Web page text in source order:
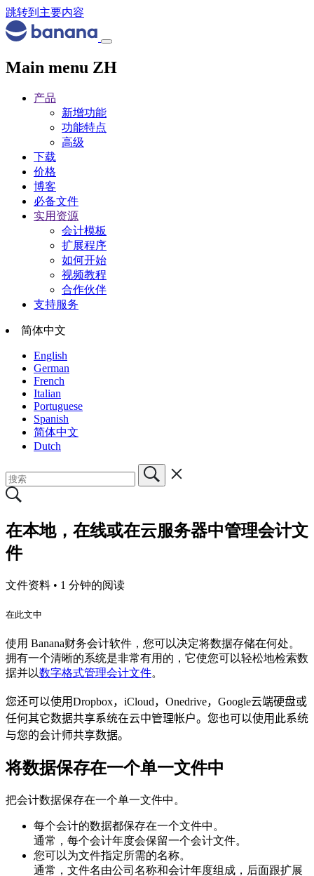
跳转到主要内容
Main menu ZH
产品
新增功能
功能特点
高级
下载
价格
博客
必备文件
实用资源
会计模板
扩展程序
如何开始
视频教程
合作伙伴
支持服务
简体中文
English
German
French
Italian
Portuguese
Spanish
简体中文
Dutch
在本地，在线或在云服务器中管理会计文
件
文件资料 • 1 分钟的阅读
在此文中
使用 Banana财务会计软件，您可以决定将数据存储在何处。
拥有一个清晰的系统是非常有用的，它使您可以轻松地检索数
据并以数字格式管理会计文件。
您还可以使用Dropbox，iCloud，Onedrive，Google云端硬盘或
任何其它数据共享系统在云中管理帐户。 您也可以使用此系统
与您的会计师共享数据。
将数据保存在一个单一文件中
把会计数据保存在一个单一文件中。
每个会计的数据都保存在一个文件中。
通常，每个会计年度会保留一个会计文件。
您可以为文件指定所需的名称。
通常，文件名由公司名称和会计年度组成，后面跟扩展